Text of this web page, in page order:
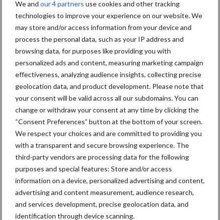
We and our 4 partners use cookies and other tracking
technologies to improve your experience on our website. We
may store and/or access information from your device and
process the personal data, such as your IP address and
browsing data, for purposes like providing you with
personalized ads and content, measuring marketing campaign
effectiveness, analyzing audience insights, collecting precise
geolocation data, and product development. Please note that
your consent will be valid across all our subdomains. You can
change or withdraw your consent at any time by clicking the
“Consent Preferences” button at the bottom of your screen.
We respect your choices and are committed to providing you
with a transparent and secure browsing experience. The
third-party vendors are processing data for the following
purposes and special features: Store and/or access
information on a device, personalized advertising and content,
advertising and content measurement, audience research,
and services development, precise geolocation data, and
identification through device scanning.
geopolitiek houden handel
in de greep
De speenhuid: een vaak
onderschatte risicofactor
voor mastitis
ForFarmers ziet volume en
marktaandeel groeien in
krimpende Nederlandse
Themapagina's